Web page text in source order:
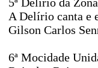
A Delírio canta e
Gilson Carlos
6ª Mocidade